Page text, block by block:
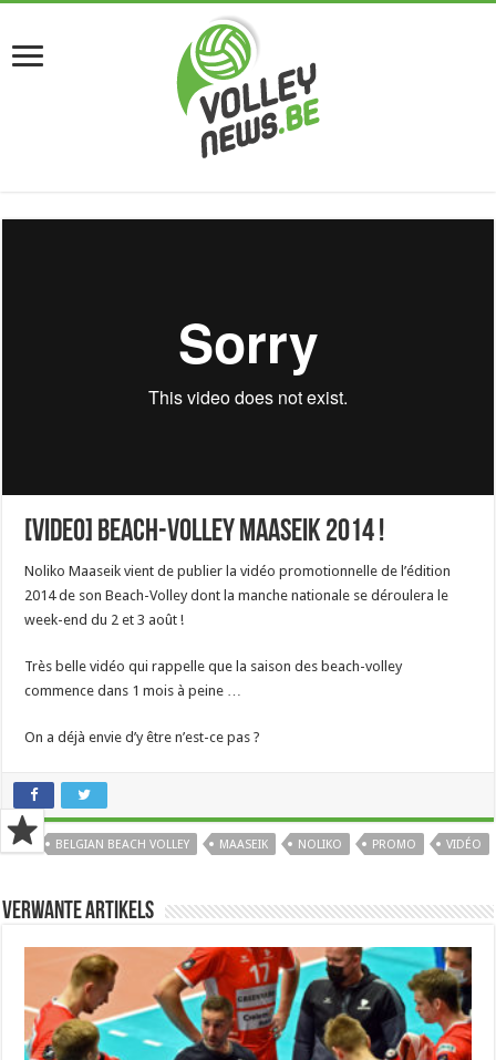
[Video] Beach-Volley Maaseik 2014 !
Noliko Maaseik vient de publier la vidéo promotionnelle de l’édition
2014 de son Beach-Volley dont la manche nationale se déroulera le
week-end du 2 et 3 août !
Très belle vidéo qui rappelle que la saison des beach-volley
commence dans 1 mois à peine …
On a déjà envie d’y être n’est-ce pas ?
Tags BELGIAN BEACH VOLLEY MAASEIK NOLIKO PROMO VIDÉO
Verwante artikels